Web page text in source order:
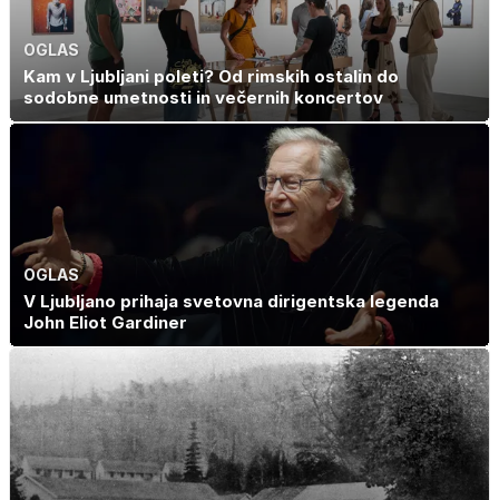
OGLAS
Kam v Ljubljani poleti? Od rimskih ostalin do
sodobne umetnosti in večernih koncertov
OGLAS
V Ljubljano prihaja svetovna dirigentska legenda
John Eliot Gardiner